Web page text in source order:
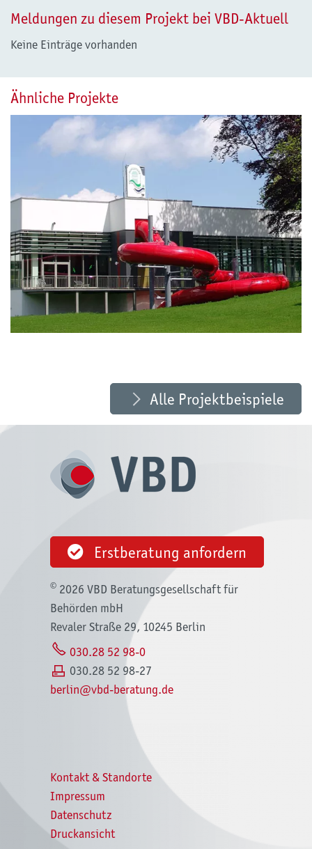
Meldungen zu diesem Projekt bei VBD-Aktuell
Keine Einträge vorhanden
Ähnliche Projekte
Alle Projektbeispiele
Erstberatung anfordern
© 2026 VBD Beratungsgesellschaft für
Behörden mbH
Revaler Straße 29, 10245 Berlin
030.28 52 98-0
030.28 52 98-27
b rl n vbd-b r t ng d
Kontakt & Standorte
Impressum
Datenschutz
Druckansicht